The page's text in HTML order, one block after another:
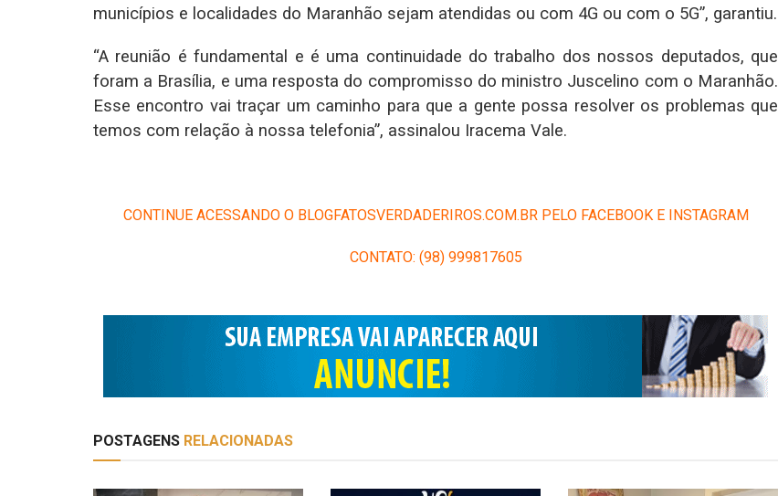
municípios e localidades do Maranhão sejam atendidas ou com 4G ou com o 5G”, garantiu.
“A reunião é fundamental e é uma continuidade do trabalho dos nossos deputados, que
foram a Brasília, e uma resposta do compromisso do ministro Juscelino com o Maranhão.
Esse encontro vai traçar um caminho para que a gente possa resolver os problemas que
temos com relação à nossa telefonia”, assinalou Iracema Vale.
CONTINUE ACESSANDO O BLOGFATOSVERDADERIROS.COM.BR PELO FACEBOOK E INSTAGRAM
CONTATO: (98) 999817605
POSTAGENS RELACIONADAS